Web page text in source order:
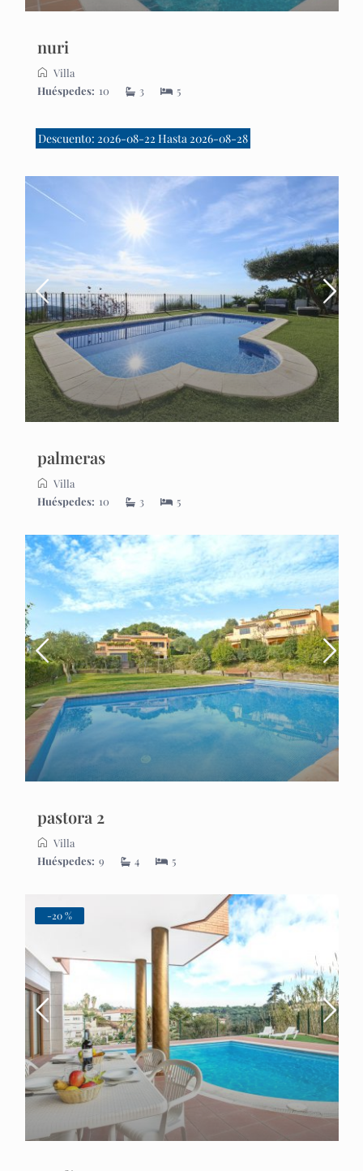
nuri
Villa
Huéspedes: 10 3 5
Descuento: 2026-08-22 Hasta 2026-08-28
palmeras
Villa
Huéspedes: 10 3 5
pastora 2
Villa
Huéspedes: 9 4 5
-20 %